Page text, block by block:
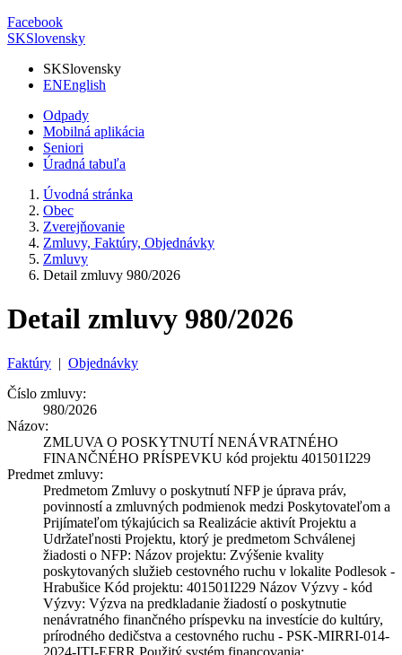
Facebook
SKSlovensky
SKSlovensky
ENEnglish
Odpady
Mobilná aplikácia
Seniori
Úradná tabuľa
Úvodná stránka
Obec
Zverejňovanie
Zmluvy, Faktúry, Objednávky
Zmluvy
Detail zmluvy 980/2026
Detail zmluvy 980/2026
Faktúry | Objednávky
Číslo zmluvy:
980/2026
Názov:
ZMLUVA O POSKYTNUTÍ NENÁVRATNÉHO
FINANČNÉHO PRÍSPEVKU kód projektu 401501I229
Predmet zmluvy:
Predmetom Zmluvy o poskytnutí NFP je úprava práv,
povinností a zmluvných podmienok medzi Poskytovateľom a
Prijímateľom týkajúcich sa Realizácie aktivít Projektu a
Udržateľnosti Projektu, ktorý je predmetom Schválenej
žiadosti o NFP: Názov projektu: Zvýšenie kvality
poskytovaných služieb cestovného ruchu v lokalite Podlesok -
Hrabušice Kód projektu: 401501I229 Názov Výzvy - kód
Výzvy: Výzva na predkladanie žiadostí o poskytnutie
nenávratného finančného príspevku na investície do kultúry,
prírodného dedičstva a cestovného ruchu - PSK-MIRRI-014-
2024-ITI-EFRR Použitý systém financovania: